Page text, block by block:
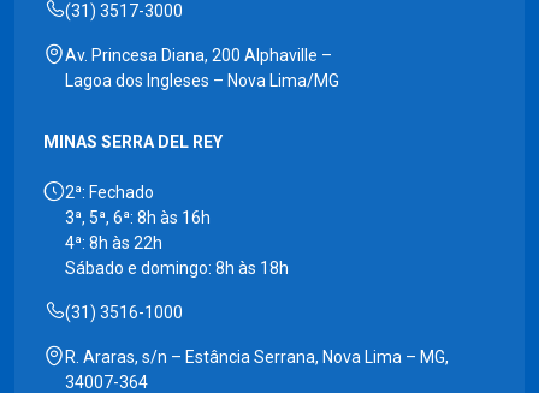
(31) 3517-3000
Av. Princesa Diana, 200 Alphaville –
Lagoa dos Ingleses – Nova Lima/MG
MINAS SERRA DEL REY
2ª: Fechado
3ª, 5ª, 6ª: 8h às 16h
4ª: 8h às 22h
Sábado e domingo: 8h às 18h
(31) 3516-1000
R. Araras, s/n – Estância Serrana, Nova Lima – MG,
34007-364